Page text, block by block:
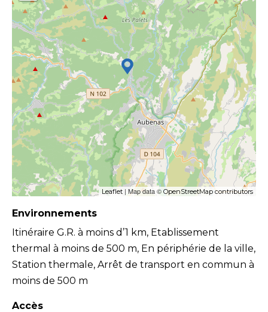
Leaflet | Map data © OpenStreetMap contributors
Environnements
Itinéraire G.R. à moins d’1 km, Etablissement
thermal à moins de 500 m, En périphérie de la ville,
Station thermale, Arrêt de transport en commun à
moins de 500 m
Accès